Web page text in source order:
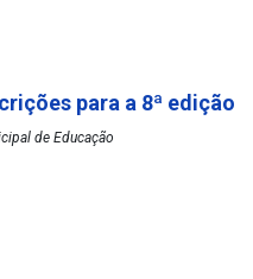
para a 8ª edição
de Educação